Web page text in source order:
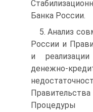
Банка России.
5. Анализ
России и
и
денежно-